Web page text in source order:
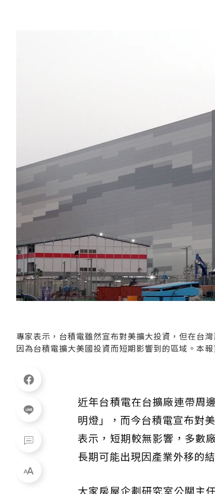
專家表示，台積電雖然宣布對美擴大投資，但在台
因為台積電擴大美國投資而短期影響到的區域。本報
近年台積電在台擴廠連帶周
明燈」，而今台積電宣布對
表示，短期較無影響，多數
長期可能出現因產業外移的
大家房屋企劃研究室公關主